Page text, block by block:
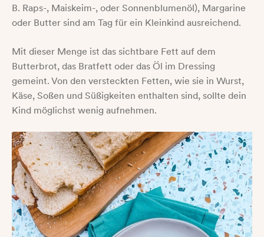
B. Raps-, Maiskeim-, oder Sonnenblumenöl), Margarine
oder Butter sind am Tag für ein Kleinkind ausreichend.
Mit dieser Menge ist das sichtbare Fett auf dem
Butterbrot, das Bratfett oder das Öl im Dressing
gemeint. Von den versteckten Fetten, wie sie in Wurst,
Käse, Soßen und Süßigkeiten enthalten sind, sollte dein
Kind möglichst wenig aufnehmen.